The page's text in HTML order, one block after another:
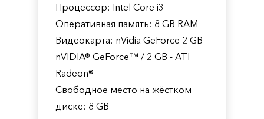
Процессор: Intel Core i3
Оперативная память: 8 GB RAM
Видеокарта: nVidia GeForce 2 GB -
nVIDIA® GeForce™ / 2 GB - ATI
Radeon®
Свободное место на жёстком
диске: 8 GB